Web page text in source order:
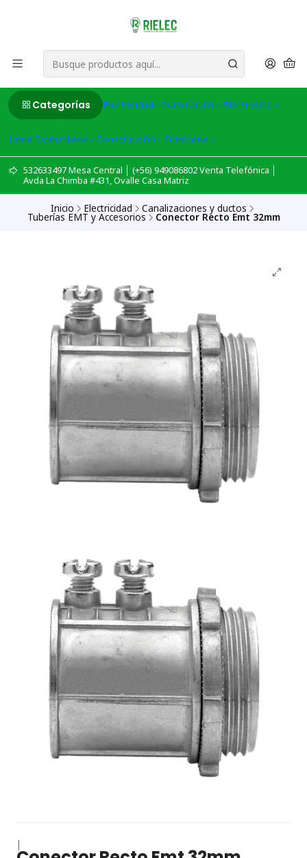
Categorías Electricidad Iluminación Electronica
Linea Domiciliaria Construcción Ferreteria
532633497 Mesa Central │ (+56) 949086802 Venta Telefónica │
Avda La Chimba #431, Ovalle Casa Matriz
Inicio Electricidad Canalizaciones y ductos
Tuberías EMT y Accesorios Conector Recto Emt 32mm
|